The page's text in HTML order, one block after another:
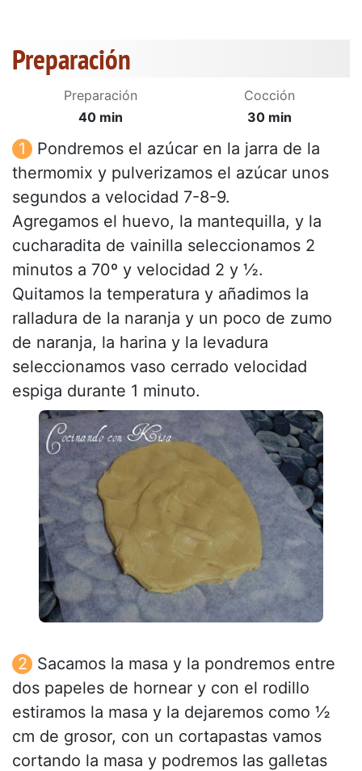
Preparación
Preparación
40 min
Cocción
30 min
Pondremos el azúcar en la jarra de la
thermomix y pulverizamos el azúcar unos
segundos a velocidad 7-8-9.
Agregamos el huevo, la mantequilla, y la
cucharadita de vainilla seleccionamos 2
minutos a 70º y velocidad 2 y ½.
Quitamos la temperatura y añadimos la
ralladura de la naranja y un poco de zumo
de naranja, la harina y la levadura
seleccionamos vaso cerrado velocidad
espiga durante 1 minuto.
Sacamos la masa y la pondremos entre
dos papeles de hornear y con el rodillo
estiramos la masa y la dejaremos como ½
cm de grosor, con un cortapastas vamos
cortando la masa y podremos las galletas